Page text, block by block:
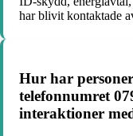
har blivit kontaktade
Hur har
telefonnumret
interaktioner